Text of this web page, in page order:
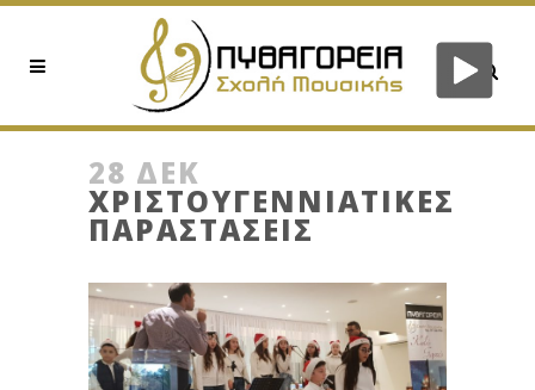
28 ΔΕΚ
ΧΡΙΣΤΟΥΓΕΝΝΙΆΤΙΚΕΣ
ΠΑΡΑΣΤΆΣΕΙΣ